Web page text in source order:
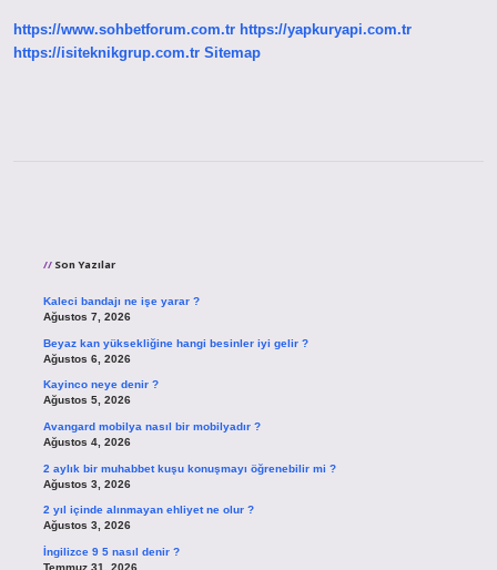
https://www.sohbetforum.com.tr https://yapkuryapi.com.tr
https://isiteknikgrup.com.tr Sitemap
Son Yazılar
Kaleci bandajı ne işe yarar ?
Ağustos 7, 2026
Beyaz kan yüksekliğine hangi besinler iyi gelir ?
Ağustos 6, 2026
Kayinco neye denir ?
Ağustos 5, 2026
Avangard mobilya nasıl bir mobilyadır ?
Ağustos 4, 2026
2 aylık bir muhabbet kuşu konuşmayı öğrenebilir mi ?
Ağustos 3, 2026
2 yıl içinde alınmayan ehliyet ne olur ?
Ağustos 3, 2026
İngilizce 9 5 nasıl denir ?
Temmuz 31, 2026